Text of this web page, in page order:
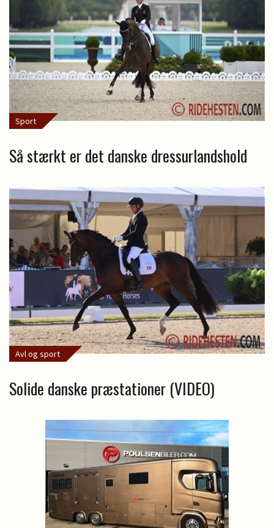
Sport
Så stærkt er det danske dressurlandshold
Avl og sport
Solide danske præstationer (VIDEO)